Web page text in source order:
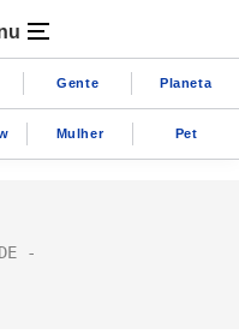
Gente Planeta
Mulher Pet